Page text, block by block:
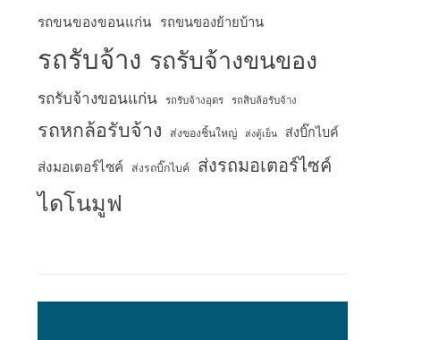
รถขนของขอนแก่น รถขนของย้ายบ้าน
รถรับจ้าง รถรับจ้างขนของ
รถรับจ้างขอนแก่น รถรับจ้างอุดร รถสิบล้อรับจ้าง
รถหกล้อรับจ้าง ส่งของชิ้นใหญ่ ส่งตู้เย็น ส่งบิ๊กไบค์
ส่งมอเตอร์ไซค์ ส่งรถบิ๊กไบค์ ส่งรถมอเตอร์ไซค์
ไดโนมูฟ